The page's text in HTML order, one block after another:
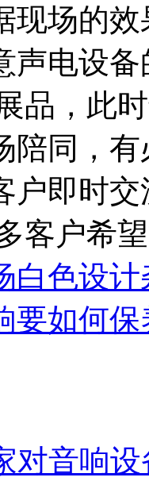
现场的
声电设
品，此
陪同，
户即时
客户希
白色设计
要如何保
对音响